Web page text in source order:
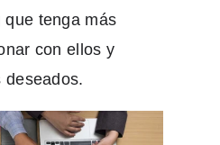
que tenga más
con ellos y
deseados.